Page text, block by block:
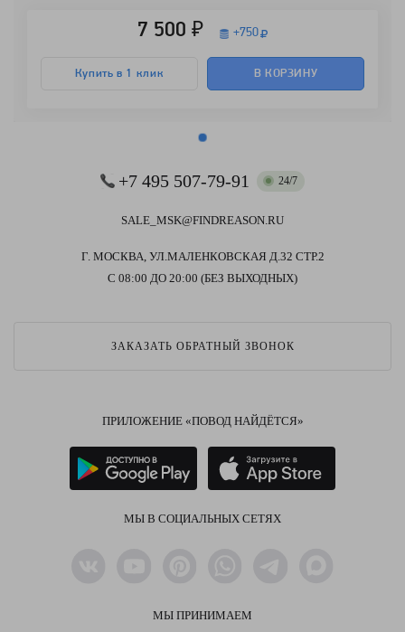
7 500 ₽ +750
Купить в 1 клик В КОРЗИНУ
+7 495 507-79-91 24/7
SALE_MSK@FINDREASON.RU
Г. МОСКВА, УЛ.МАЛЕНКОВСКАЯ Д.32 СТР.2
С 08:00 ДО 20:00 (БЕЗ ВЫХОДНЫХ)
ЗАКАЗАТЬ ОБРАТНЫЙ ЗВОНОК
ПРИЛОЖЕНИЕ «ПОВОД НАЙДЁТСЯ»
МЫ В СОЦИАЛЬНЫХ СЕТЯХ
МЫ ПРИНИМАЕМ